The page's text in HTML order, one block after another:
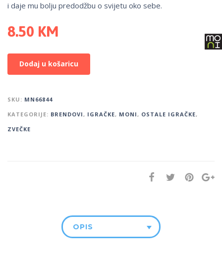
i daje mu bolju predodžbu o svijetu oko sebe.
8.50 KM
Dodaj u košaricu
SKU: MN66844
KATEGORIJE: BRENDOVI, IGRAČKE, MONI, OSTALE IGRAČKE,
ZVEČKE
OPIS